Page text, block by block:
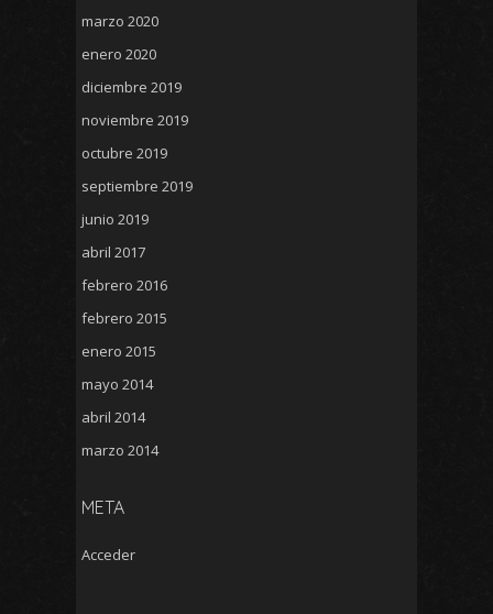
marzo 2020
enero 2020
diciembre 2019
noviembre 2019
octubre 2019
septiembre 2019
junio 2019
abril 2017
febrero 2016
febrero 2015
enero 2015
mayo 2014
abril 2014
marzo 2014
META
Acceder